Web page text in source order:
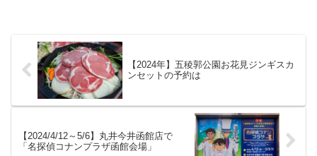
【2024年】五稜郭公園お花見ジンギスカ
ンセットの予約は
【2024/4/12～5/6】丸井今井函館店で
「名探偵コナンプラザ函館会場」